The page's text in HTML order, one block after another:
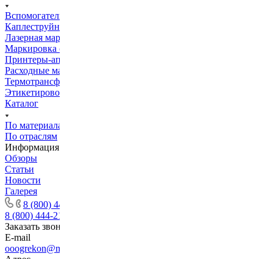
Вспомогательное оборудование
Каплеструйная маркировка
Лазерная маркировка
Маркировка с высоким разрешением
Принтеры-аппликаторы
Расходные материалы
Термотрансферная маркировка
Этикетировочное оборудование
Каталог
По материалам
По отраслям
Информация
Обзоры
Статьи
Новости
Галерея
8 (800) 444-21-45
8 (800) 444-21-45
Заказать звонок
E-mail
ooogrekon@mail.ru